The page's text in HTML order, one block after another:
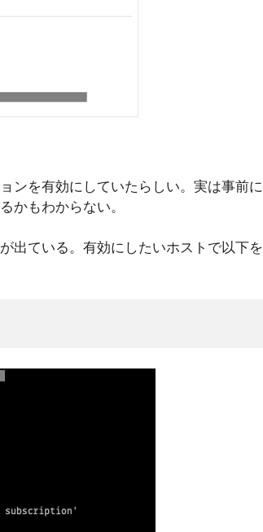
ンを有効にしていたらしい。実は事前に
かもわからない。
出ている。有効にしたいホストで以下を